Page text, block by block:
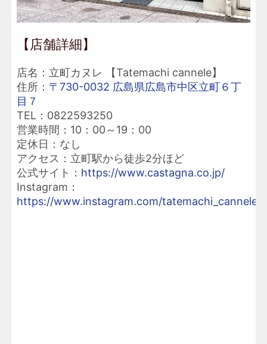
【店舗詳細】
店名：立町カヌレ 【Tatemachi cannele】
住所： 〒730-0032 広島県広島市中区立町６丁
目７
TEL：0822593250
営業時間：10：00～19：00
定休日：なし
アクセス：立町駅から徒歩2分ほど
公式サイト： https://www.castagna.co.jp/
Instagram：
https://www.instagram.com/tatemachi_cannele/